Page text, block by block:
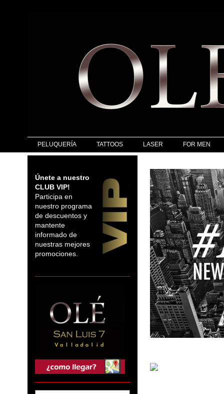
PELUQUERÍA TATTOOS LASER FOR MEN
Únete a nuestro
CLUB VIP!
Participa en
nuestro programa
de descuentos y
mantente
informado de
nuestras mejores
promociones.